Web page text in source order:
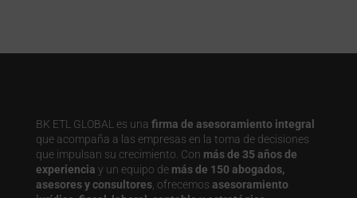
BK ETL GLOBAL es una firma de asesoramiento integral
que acompaña a las empresas en la toma de decisiones
que impulsan su crecimiento. Con más de 35 años de
experiencia y un equipo de más de 150 abogados,
asesores y consultores, ofrecemos asesoramiento